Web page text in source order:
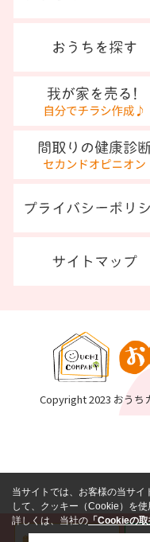
Copyright 2023 おうち
当サイトでは、お客様の当サイ
して、クッキー（Cookie）を使
詳しくは、当社の 「Cookieの